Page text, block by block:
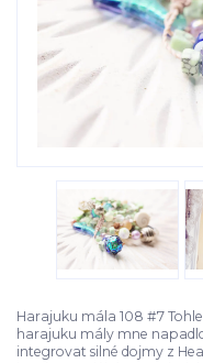
Harajuku mála 108 #7
harajuku mály mne
integrovat silné dojmy z